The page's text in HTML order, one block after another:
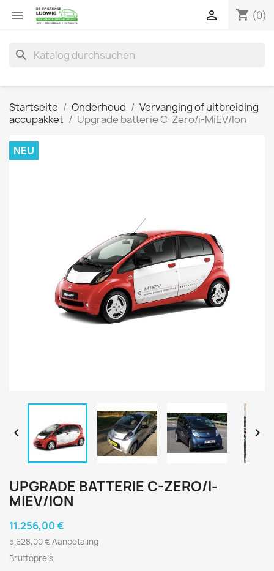
 shopping_cart (0)

search
Startseite Onderhoud
Vervanging of uitbreiding
accupakket
Upgrade batterie C-Zero/i-MiEV/Ion
NEU
 
UPGRADE BATTERIE C-ZERO/I-
MIEV/ION
11.256,00 €
5.628,00 € Aanbetaling
Bruttopreis